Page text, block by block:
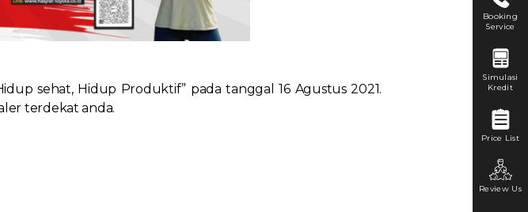
sehat, Hidup Produktif” pada tanggal 16 Agustus 2021.
terdekat anda.
Booking
Service
Simulasi
Kredit
Price List
Review Us